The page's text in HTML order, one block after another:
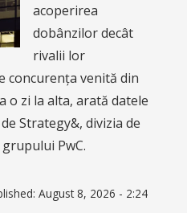
acoperirea
dobânzilor decât
rivalii lor
concurența venită din
o zi la alta, arată datele
Strategy&, divizia de
PwC.
August 8, 2026 - 2:24